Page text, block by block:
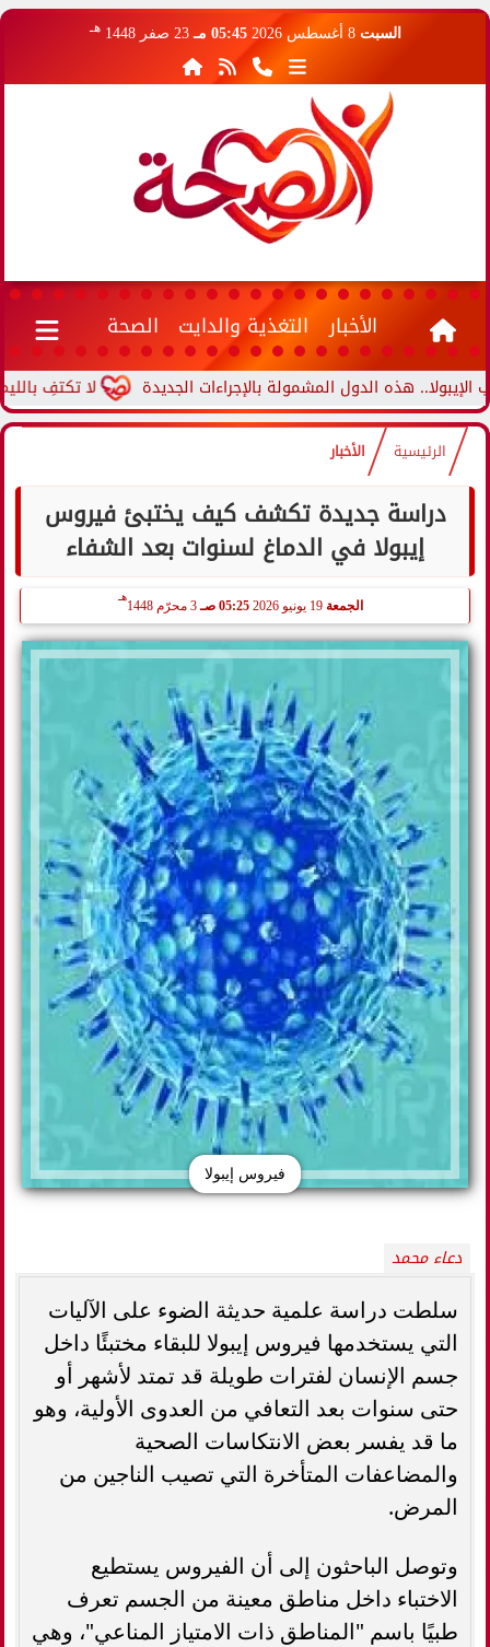
السبت 8 أغسطس 2026 05:45 مـ 23 صفر 1448 هـ
الأخبار التغذية والدايت الصحة
لا تكتفِ بالليمون هذه الدول المشمولة بالإجراءات الجديدة
الرئيسية الأخبار
دراسة جديدة تكشف كيف يختبئ فيروس
إيبولا في الدماغ لسنوات بعد الشفاء
الجمعة 05:25 صـ 3 محرّم 1448
هـ
فيروس إيبولا
دعاء محمد
سلطت دراسة علمية حديثة الضوء على الآليات
التي يستخدمها فيروس إيبولا للبقاء مختبئًا داخل
جسم الإنسان لفترات طويلة قد تمتد لأشهر أو
حتى سنوات بعد التعافي من العدوى الأولية، وهو
ما قد يفسر بعض الانتكاسات الصحية
والمضاعفات المتأخرة التي تصيب الناجين من
المرض.
وتوصل الباحثون إلى أن الفيروس يستطيع
الاختباء داخل مناطق معينة من الجسم تعرف
طبيًا باسم "المناطق ذات الامتياز المناعي"، وهي